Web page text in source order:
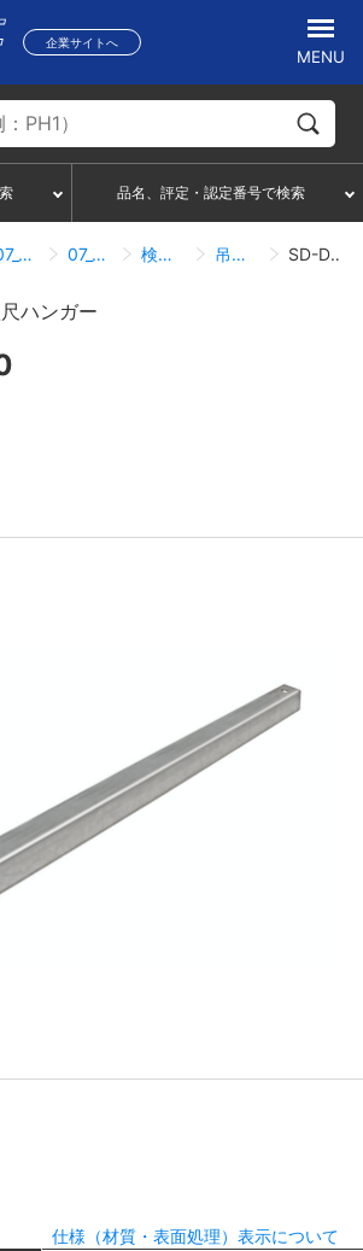
企業サイトへ
MENU
品名、評定・認定番号で検索
07_01_ダクターチャンネル 07_01_03_吊りサポート用短尺ハンガー 検索結果一覧 吊りサポート用短尺ハンガー SD-D2T100
ハンガー
仕様（材質・表面処理）表示について